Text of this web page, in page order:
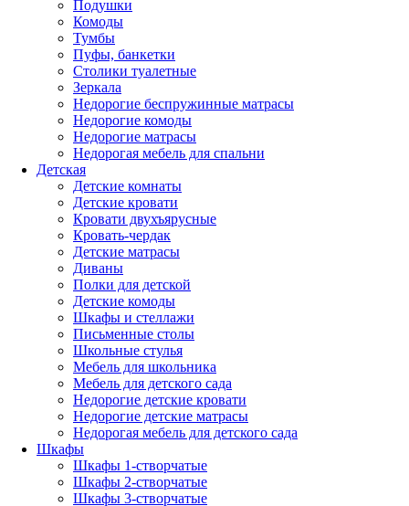
Подушки
Комоды
Тумбы
Пуфы, банкетки
Столики туалетные
Зеркала
Недорогие беспружинные матрасы
Недорогие комоды
Недорогие матрасы
Недорогая мебель для спальни
Детская
Детские комнаты
Детские кровати
Кровати двухъярусные
Кровать-чердак
Детские матрасы
Диваны
Полки для детской
Детские комоды
Шкафы и стеллажи
Письменные столы
Школьные стулья
Мебель для школьника
Мебель для детского сада
Недорогие детские кровати
Недорогие детские матрасы
Недорогая мебель для детского сада
Шкафы
Шкафы 1-створчатые
Шкафы 2-створчатые
Шкафы 3-створчатые